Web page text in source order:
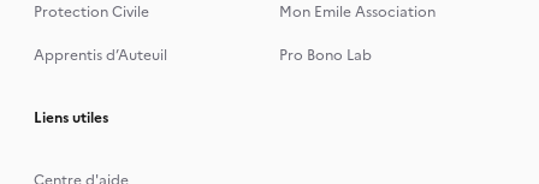
Protection Civile
Mon Emile Association
Apprentis d’Auteuil
Pro Bono Lab
Liens utiles